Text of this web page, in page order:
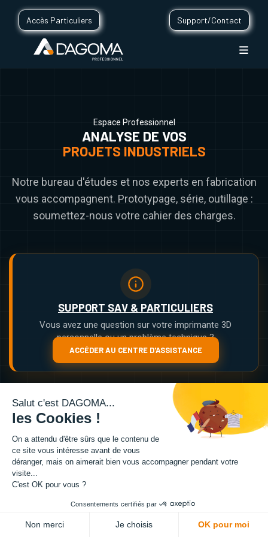
Accès Particuliers Support/Contact
Espace Professionnel
ANALYSE DE VOS
PROJETS INDUSTRIELS
Notre bureau d'études et nos experts en fabrication
vous accompagnent. Prototypage, série, outillage :
soumettez-nous votre cahier des charges.
SUPPORT SAV & PARTICULIERS
Vous avez une question sur votre imprimante 3D
personnelle ou un problème technique ?
ACCÉDER AU CENTRE D'ASSISTANCE
DÉCRIVEZ VOTRE BESOIN PRO
Transmettez-nous vos fichiers et vos contraintes
demande et vous recontacte sous 48h.
Salut c'est DAGOMA...
les Cookies !
On a attendu d'être sûrs que le contenu de
ce site vous intéresse avant de vous
déranger, mais on aimerait bien vous accompagner pendant votre
visite...
C'est OK pour vous ?
Consentements certifiés par
Non merci Je choisis OK pour moi